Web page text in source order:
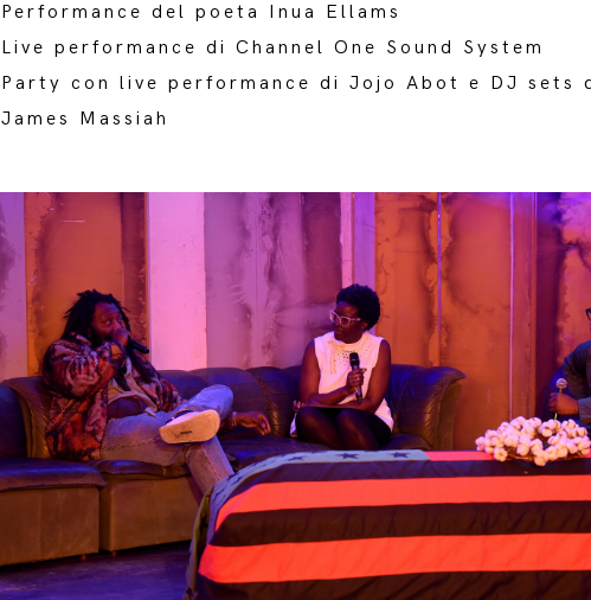
Performance del poeta Inua Ellams
Live performance di Channel One Sound System
Party con live performance di Jojo Abot e DJ sets
James Massiah